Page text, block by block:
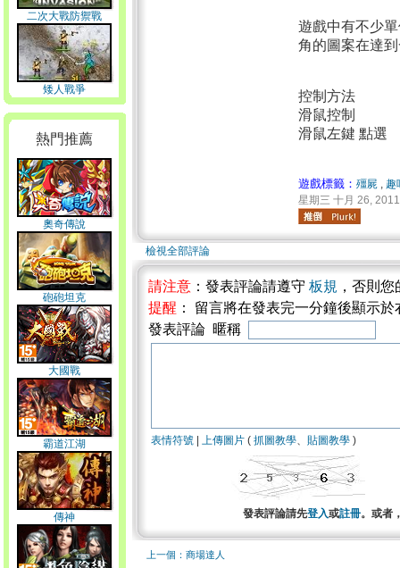
二次大戰防禦戰
矮人戰爭
熱門推薦
奧奇傳說
砲砲坦克
大國戰
霸道江湖
傳神
遊戲中有不少
角的圖案在達
控制方法
滑鼠控制
滑鼠左鍵 點選
遊戲標籤： 殭屍 , 趣
星期三 十月 26,
檢視全部評論
請注意 ：發表評論請遵守 板規 ，否則
提醒 ： 留言將在發表完一分鐘後顯示
發表評論 暱稱
表情符號 上傳圖片 ( 抓圖教學、 貼圖教學 )
發表評論請先登入或註冊。或者
上一個：商場達人